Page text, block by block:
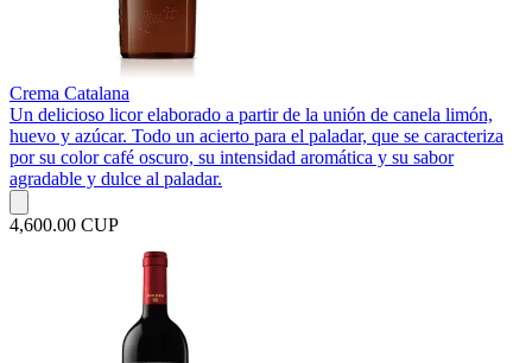
Crema Catalana
Un delicioso licor elaborado a partir de la unión de canela limón,
huevo y azúcar. Todo un acierto para el paladar, que se caracteriza
por su color café oscuro, su intensidad aromática y su sabor
agradable y dulce al paladar.
4,600.00 CUP